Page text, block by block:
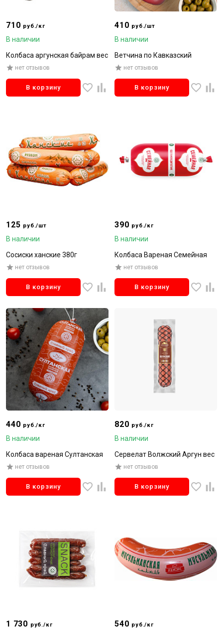
710 руб./кг
В наличии
Колбаса аргунская байрам вес
нет отзывов
В корзину
410 руб./шт
В наличии
Ветчина по Кавказский
нет отзывов
В корзину
125 руб./шт
В наличии
Сосиски ханские 380г
нет отзывов
В корзину
390 руб./кг
В наличии
Колбаса Вареная Семейная
нет отзывов
В корзину
440 руб./кг
В наличии
Колбаса вареная Султанская
нет отзывов
В корзину
820 руб./кг
В наличии
Сервелат Волжский Аргун вес
нет отзывов
В корзину
1 730 руб./кг 540 руб./кг